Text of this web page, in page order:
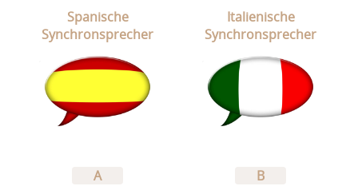
Spanische
Synchronsprecher
Italienische
Synchronsprecher
A
B